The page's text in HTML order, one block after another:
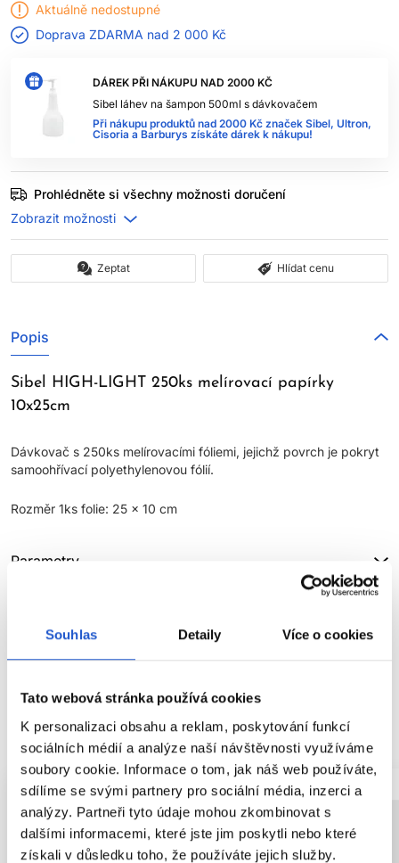
Souhlas Detaily Více o cookies
Tato webová stránka používá cookies
K personalizaci obsahu a reklam, poskytování funkcí
sociálních médií a analýze naší návštěvnosti využíváme
soubory cookie. Informace o tom, jak náš web používáte,
sdílíme se svými partnery pro sociální média, inzerci a
analýzy. Partneři tyto údaje mohou zkombinovat s
dalšími informacemi, které jste jim poskytli nebo které
získali v důsledku toho, že používáte jejich služby.
DÁREK PŘI NÁKUPU NAD 2000 KČ
Sibel láhev na šampon 500ml s dávkovačem
Při nákupu produktů nad 2000 Kč značek Sibel, Ultron,
Cisoria a Barburys získáte dárek k nákupu!
Aktuálně nedostupné
Doprava ZDARMA nad 2 000 Kč
Prohlédněte si všechny možnosti doručení
Zeptat Hlídat cenu
Popis
Sibel HIGH-LIGHT 250ks melírovací papírky
10x25cm
Dávkovač s 250ks melírovacími fóliemi, jejichž povrch je pokryt
samoohřívací polyethylenovou fólií.
Rozměr 1ks folie: 25 x 10 cm
Parametry
SOUVISEJÍCÍ PRODUKTY